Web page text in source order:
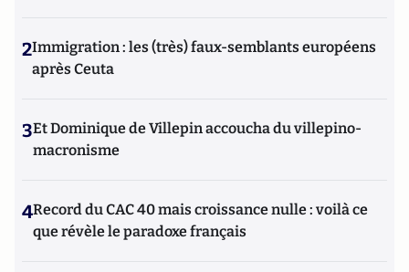
2Immigration : les (très) faux-semblants européens
après Ceuta
3Et Dominique de Villepin accoucha du villepino-
macronisme
4Record du CAC 40 mais croissance nulle : voilà ce
que révèle le paradoxe français